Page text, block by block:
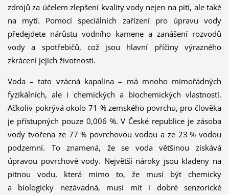
zdrojů za účelem zlepšení kvality vody nejen na pití, ale také
na mytí. Pomocí speciálních zařízení pro úpravu vody
předejdete nárůstu vodního kamene a zanášení rozvodů
vody a spotřebičů, což jsou hlavní příčiny výrazného
zkrácení jejich životnosti.
Voda – tato vzácná kapalina – má mnoho mimořádných
fyzikálních, ale i chemických a biochemických vlastností.
Ačkoliv pokrývá okolo 71 % zemského povrchu, pro člověka
je přístupných pouze 0,006 %. V České republice je zásoba
vody tvořena ze 77 % povrchovou vodou a ze 23 % vodou
podzemní. To znamená, že se voda většinou získává
úpravou povrchové vody. Největší nároky jsou kladeny na
pitnou vodu, která mimo to, že musí být chemicky
a biologicky nezávadná, musí mít i dobré senzorické